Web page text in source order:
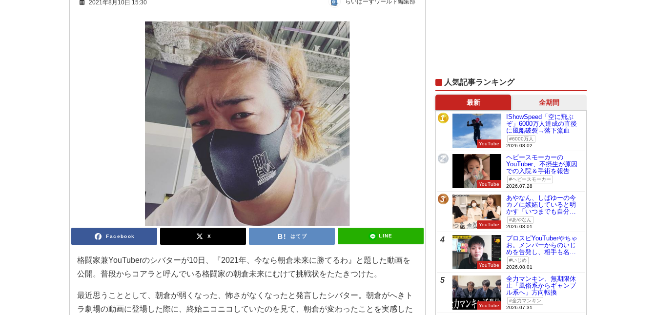
2021年8月10日 15:30 らいばーずワールド編集部
Facebook X はてブ LINE
格闘家兼YouTuberのシバターが10日、『2021年、今なら朝倉未来に勝てるわ』と題した動画を
公開。普段からコアラと呼んでいる格闘家の朝倉未来にむけて挑戦状をたたきつけた。
最近思うこととして、朝倉が弱くなった、怖さがなくなったと発言したシバター。朝倉がへきト
ラ劇場の動画に登場した際に、終始ニコニコしていたのを見て、朝倉が変わったことを実感した
人気記事ランキング
最新 全期間
1
YouTube
IShowSpeed「空に飛ぶ
ぞ」6000万人達成の直後
に風船破裂→落下流血
6000万人
2026.08.02
2
YouTube
ヘビースモーカーの
YouTuber、不摂生が原因
での入院＆手術を報告
ヘビースモーカー
2026.07.28
3
YouTube
あやなん、しばゆーの今
カノに嫉妬していると明
かす「いつまでも自分の
ものみたいに…」
あやなん
2026.08.01
4
YouTube
プロスピYouTuberやちゃ
お。メンバーからのいじ
めを告発し、相手も名指
しで批判
いじめ
2026.08.01
5
YouTube
全力マンキン、無期限休
止「風俗系からギャンブ
ル系へ」方向転換
全力マンキン
2026.07.31